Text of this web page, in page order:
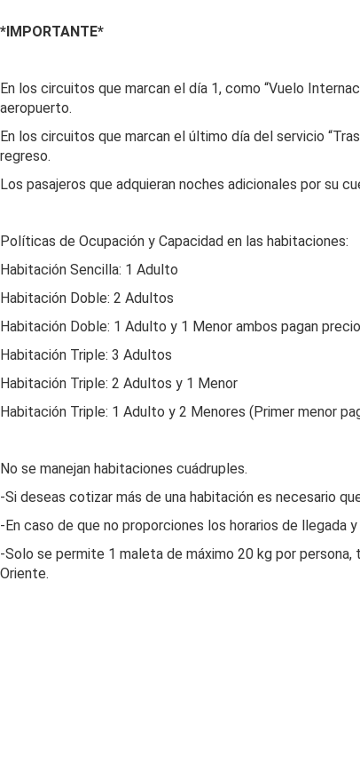
*IMPORTANTE*
En los circuitos que marcan el día 1, como “Vuelo
aeropuerto.
En los circuitos que marcan el último día del servicio
regreso.
Los pasajeros que adquieran noches adicionales por su
Políticas de Ocupación y Capacidad en las habitaciones:
Habitación Sencilla: 1 Adulto
Habitación Doble: 2 Adultos
Habitación Doble: 1 Adulto y 1 Menor ambos pagan
Habitación Triple: 3 Adultos
Habitación Triple: 2 Adultos y 1 Menor
Habitación Triple: 1 Adulto y 2 Menores (Primer menor
No se manejan habitaciones cuádruples.
-Si deseas cotizar más de una habitación es necesario
-En caso de que no proporciones los horarios de llegada
-Solo se permite 1 maleta de máximo 20 kg por
Oriente.